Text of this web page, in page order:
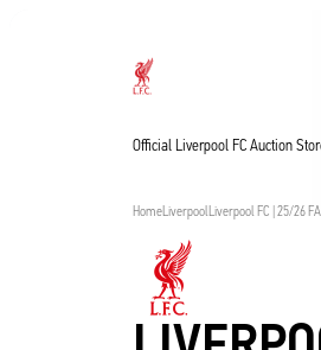
Official Liverpool FC Auction
HomeLiverpoolLiverpool FC | 25/26